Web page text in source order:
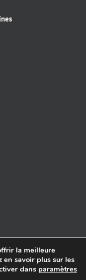
Mines | Site réalisé par
la meilleure
en savoir plus sur les
dans paramètres